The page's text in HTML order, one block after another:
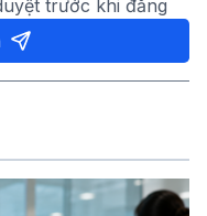
trước khi đăng